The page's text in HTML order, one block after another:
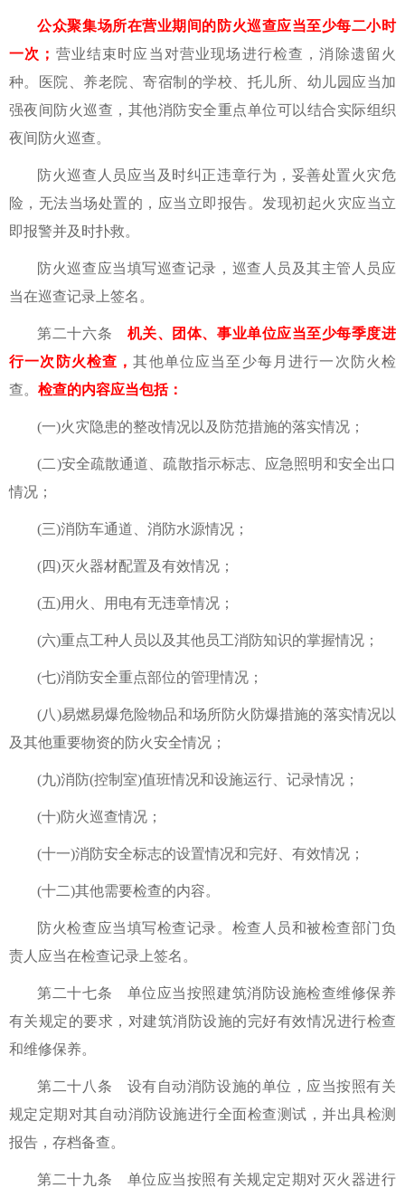
公众聚集场所在营业期间的防火巡查应当至少每二小时
一次； 营业结束时应当对营业现场进行检查，消除遗留火
种。医院、养老院、寄宿制的学校、托儿所、幼儿园应当加
强夜间防火巡查，其他消防安全重点单位可以结合实际组织
夜间防火巡查。
防火巡查人员应当及时纠正违章行为，妥善处置火灾危
险，无法当场处置的，应当立即报告。发现初起火灾应当立
即报警并及时扑救。
防火巡查应当填写巡查记录，巡查人员及其主管人员应
当在巡查记录上签名。
第二十六条 机关、团体、事业单位应当至少每季度进
行一次防火检查，其他单位应当至少每月进行一次防火检
查。 检查的内容应当包括：
(一)火灾隐患的整改情况以及防范措施的落实情况；
(二)安全疏散通道、疏散指示标志、应急照明和安全出口
情况；
(三)消防车通道、消防水源情况；
(四)灭火器材配置及有效情况；
(五)用火、用电有无违章情况；
(六)重点工种人员以及其他员工消防知识的掌握情况；
(七)消防安全重点部位的管理情况；
(八)易燃易爆危险物品和场所防火防爆措施的落实情况以
及其他重要物资的防火安全情况；
(九)消防(控制室)值班情况和设施运行、记录情况；
(十)防火巡查情况；
(十一)消防安全标志的设置情况和完好、有效情况；
(十二)其他需要检查的内容。
防火检查应当填写检查记录。检查人员和被检查部门负
责人应当在检查记录上签名。
第二十七条 单位应当按照建筑消防设施检查维修保养
有关规定的要求，对建筑消防设施的完好有效情况进行检查
和维修保养。
第二十八条 设有自动消防设施的单位，应当按照有关
规定定期对其自动消防设施进行全面检查测试，并出具检测
报告，存档备查。
第二十九条 单位应当按照有关规定定期对灭火器进行